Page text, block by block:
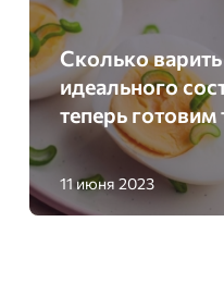
Сколько
идеального
теперь готовим
11 июня 2023